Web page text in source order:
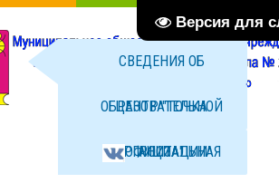
Версия для
СВЕДЕНИЯ ОБ
ОБРАЗОВАТЕЛЬНОЙ
ОРГАНИЗАЦИИ
ЦЕНТР "ТОЧКА
РОСТА"
ОФИЦИАЛЬНАЯ